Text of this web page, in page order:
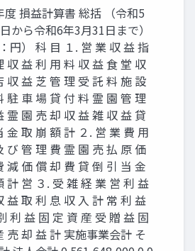
度 損益計算書 総括 （令和5
から令和6年3月31日まで）
：円） 科 目 １. 営 業 収 益 指
収 益 利 用 料 収 益 食 堂 収
収 益 芝 管 理 受 託 料 施 設
駐 車 場 貸 付 料 霊 園 管 理
霊 園 売 却 収 益 雑 収 益 貸
金 取 崩 額 計 ２. 営 業 費 用
び 管 理 費 霊 園 売 払 原 価
減 価 償 却 費 貸 倒 引 当 金
計 営 ３. 受 雑 経 業 営 利 益
益 取 利 息 収 入 計 常 利 益
利 益 固 定 資 産 受 贈 益 固
売 却 益 計 実施事業会計 そ